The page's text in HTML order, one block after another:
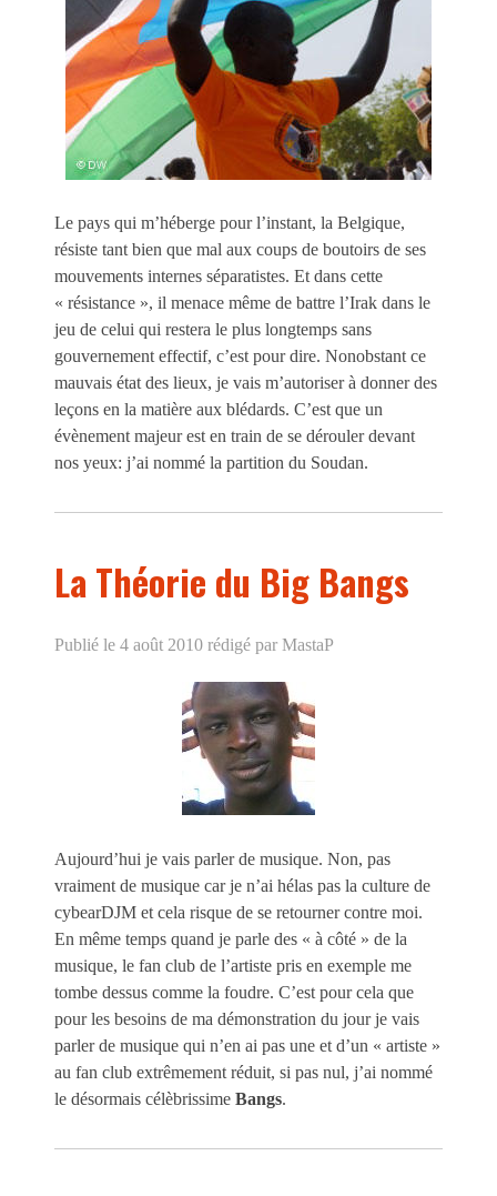
Le pays qui m’héberge pour l’instant, la Belgique,
résiste tant bien que mal aux coups de boutoirs de ses
mouvements internes séparatistes. Et dans cette
« résistance », il menace même de battre l’Irak dans le
jeu de celui qui restera le plus longtemps sans
gouvernement effectif, c’est pour dire. Nonobstant ce
mauvais état des lieux, je vais m’autoriser à donner des
leçons en la matière aux blédards. C’est que un
évènement majeur est en train de se dérouler devant
nos yeux: j’ai nommé la partition du Soudan.
La Théorie du Big Bangs
Publié le 4 août 2010 rédigé par MastaP
Aujourd’hui je vais parler de musique. Non, pas
vraiment de musique car je n’ai hélas pas la culture de
cybearDJM et cela risque de se retourner contre moi.
En même temps quand je parle des « à côté » de la
musique, le fan club de l’artiste pris en exemple me
tombe dessus comme la foudre. C’est pour cela que
pour les besoins de ma démonstration du jour je vais
parler de musique qui n’en ai pas une et d’un « artiste »
au fan club extrêmement réduit, si pas nul, j’ai nommé
le désormais célèbrissime Bangs.